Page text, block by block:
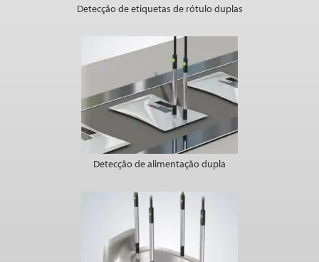
Detecção de etiquetas de rótulo duplas
Detecção de alimentação dupla